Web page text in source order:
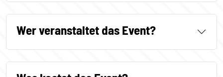
Wer veranstaltet das Event?